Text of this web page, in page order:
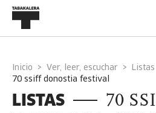
Inicio Ver, leer, escuchar
Listas
70 ssiff donostia festival
LISTAS
70